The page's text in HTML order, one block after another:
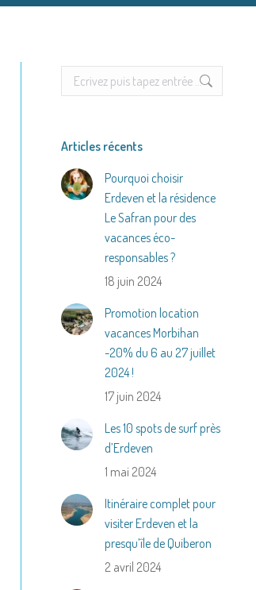
Search:
Articles récents
Pourquoi choisir
Erdeven et la résidence
Le Safran pour des
vacances éco-
responsables ?
18 juin 2024
Promotion location
vacances Morbihan
-20% du 6 au 27 juillet
2024 !
17 juin 2024
Les 10 spots de surf près
d’Erdeven
1 mai 2024
Itinéraire complet pour
visiter Erdeven et la
presqu’île de Quiberon
2 avril 2024